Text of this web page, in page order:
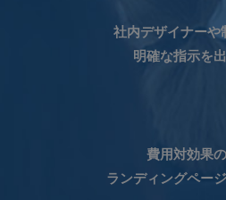
社内デザイナーや
明確な指示を
費用対効果
ランディングペー